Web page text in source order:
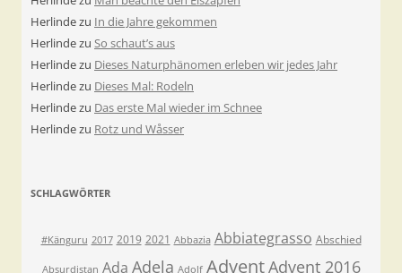
Herlindezu In die Jahre gekommen
Herlindezu So schaut’s aus
Herlindezu Dieses Naturphänomen erleben wir jedes Jahr
Herlindezu Dieses Mal: Rodeln
Herlindezu Das erste Mal wieder im Schnee
Herlindezu Rotz und Wåsser
SCHLAGWÖRTER
#Känguru 2017 2019 2021 Abbazia Abbiategrasso Abschied
Absurdistan Ada Adela Adolf AdventAdvent 2016